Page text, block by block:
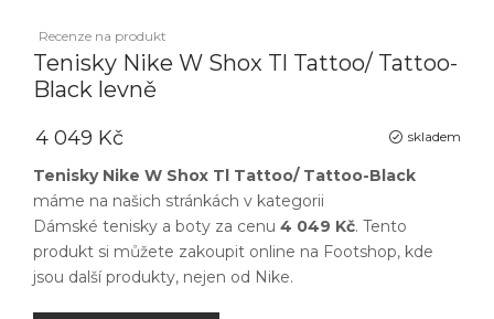
Recenze na produkt
Tenisky Nike W Shox Tl Tattoo/ Tattoo-
Black levně
skladem
4 049 Kč
Tenisky Nike W Shox Tl Tattoo/ Tattoo-Black
máme na našich stránkách v kategorii
Dámské tenisky a boty za cenu 4 049 Kč. Tento
produkt si můžete zakoupit online na Footshop, kde
jsou další produkty, nejen od Nike.